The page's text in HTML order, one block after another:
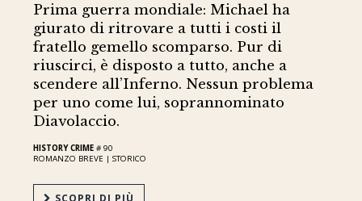
Prima guerra mondiale: Michael ha
giurato di ritrovare a tutti i costi il
fratello gemello scomparso. Pur di
riuscirci, è disposto a tutto, anche a
scendere all’Inferno. Nessun problema
per uno come lui, soprannominato
Diavolaccio.
HISTORY CRIME # 90
ROMANZO BREVE |STORICO
SCOPRI DI PIÙ